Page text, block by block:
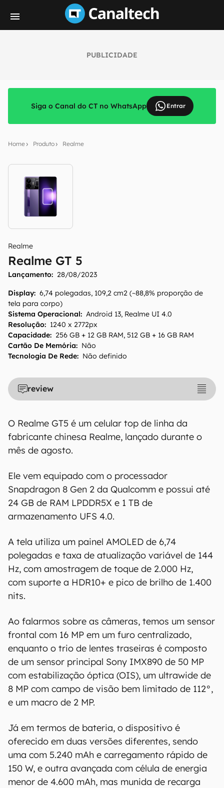
PUBLICIDADE
Siga o Canal do CT no WhatsApp Entrar
Home Produto Realme
Realme
Realme GT 5
Lançamento: 28/08/2023
Display: 6,74 polegadas, 109,2 cm2 (~88,8% proporção de
tela para corpo)
Sistema Operacional: Android 13, Realme UI 4.0
Resolução: 1240 x 2772px
Capacidade: 256 GB + 12 GB RAM, 512 GB + 16 GB RAM
Cartão De Memória: Não
Tecnologia De Rede: Não definido
review
O Realme GT5 é um celular top de linha da
fabricante chinesa Realme, lançado durante o
mês de agosto.
Ele vem equipado com o processador
Snapdragon 8 Gen 2 da Qualcomm e possui até
24 GB de RAM LPDDR5X e 1 TB de
armazenamento UFS 4.0.
A tela utiliza um painel AMOLED de 6,74
polegadas e taxa de atualização variável de 144
Hz, com amostragem de toque de 2.000 Hz,
com suporte a HDR10+ e pico de brilho de 1.400
nits.
Ao falarmos sobre as câmeras, temos um sensor
frontal com 16 MP em um furo centralizado,
enquanto o trio de lentes traseiras é composto
de um sensor principal Sony IMX890 de 50 MP
com estabilização óptica (OIS), um ultrawide de
8 MP com campo de visão bem limitado de 112°,
e um macro de 2 MP.
Já em termos de bateria, o dispositivo é
oferecido em duas versões diferentes, sendo
uma com 5.240 mAh e carregamento rápido de
150 W, e outra avançada com célula de energia
menor de 4.600 mAh, mas munida de recarga
O Canaltech mantém esforço constante para
informações presentes em nossas fichas
técnicas, porém tenha em mente que
regiões e países. Portanto, recomendamos
que você visite o site oficial do fabricante ou
operadora que comercializa o produto para
confirmar suas características detalhadas e
Aviso legal: O Canaltech não se responsabiliza
por quaisquer erros ou omissões, ou mesmo
os resultados obtidos com o uso dessas
"como estão", sem qualquer garantia de
precisão, detalhes, variações ou em relação
aos resultados obtidos com o uso dessas
informações.